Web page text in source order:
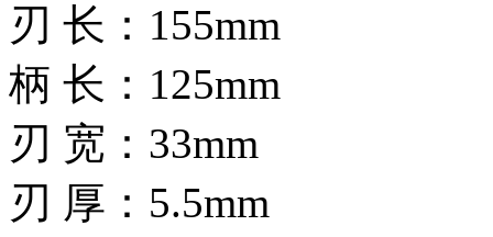
刃 长：155mm
柄 长：125mm
刃 宽：33mm
刃 厚：5.5mm